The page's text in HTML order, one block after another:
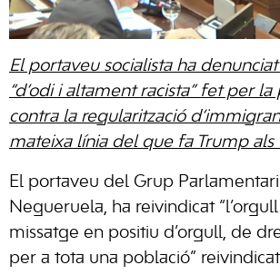
El portaveu socialista ha
“d’odi i altament racista” fet per la
contra la regularització
mateixa línia del que fa Trump als
El portaveu del Grup Parlamentari
Negueruela, ha reivindicat
missatge en positiu d’orgull, de
per a tota una població”